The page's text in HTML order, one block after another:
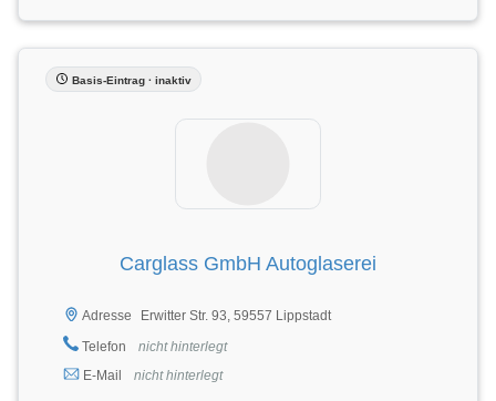
Basis-Eintrag · inaktiv
Carglass GmbH Autoglaserei
Adresse
Erwitter Str. 93, 59557 Lippstadt
Telefon
nicht hinterlegt
E-Mail
nicht hinterlegt